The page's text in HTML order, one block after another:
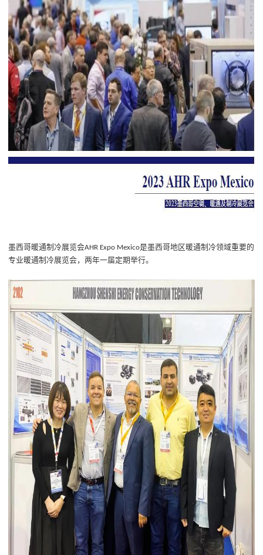
墨西哥暖通制冷展览会AHR Expo Mexico是墨西哥地区暖通制冷领域重要的
专业暖通制冷展览会，两年一届定期举行。